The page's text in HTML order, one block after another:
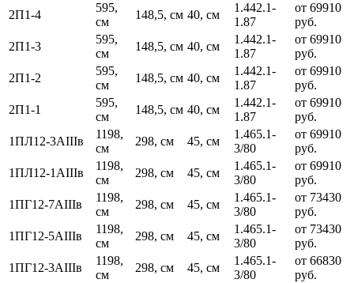
2П1-4
595,
см
148,5, см 40, см
1.442.1-
1.87
от 69910
руб.
2П1-3
595,
см
148,5, см 40, см
1.442.1-
1.87
от 69910
руб.
2П1-2
595,
см
148,5, см 40, см
1.442.1-
1.87
от 69910
руб.
2П1-1
595,
см
148,5, см 40, см
1.442.1-
1.87
от 69910
руб.
1ПЛ12-3АIIIв
1198,
см
298, см 45, см
1.465.1-
3/80
от 69910
руб.
1ПЛ12-1АIIIв
1198,
см
298, см 45, см
1.465.1-
3/80
от 69910
руб.
1ПГ12-7АIIIв
1198,
см
298, см 45, см
1.465.1-
3/80
от 73430
руб.
1ПГ12-5АIIIв
1198,
см
298, см 45, см
1.465.1-
3/80
от 73430
руб.
1ПГ12-3АIIIв
1198,
см
298, см 45, см
1.465.1-
3/80
от 66830
руб.